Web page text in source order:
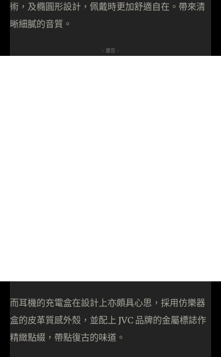
術，及橢圓形設計，佩戴時更加舒適自在。帶來清
晰細膩的音質。
- 廣告 -
而耳機的充電盒在設計上亦頗具心思，採用仿樂器
盒的皮革質感外殼，並配上 JVC 品牌的金屬標誌作
精緻點綴，帶點復古的味道。